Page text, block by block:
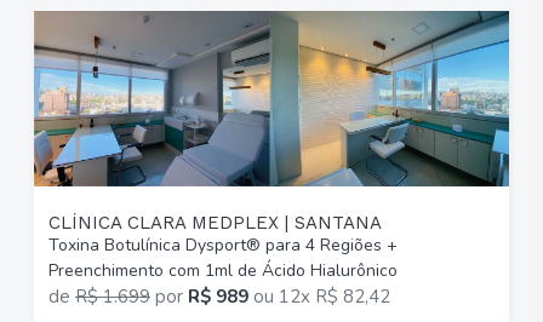
CLÍNICA CLARA MEDPLEX | SANTANA
Toxina Botulínica Dysport® para 4 Regiões +
Preenchimento com 1ml de Ácido Hialurônico
de R$ 1.699 por R$ 989 ou 12x R$ 82,42